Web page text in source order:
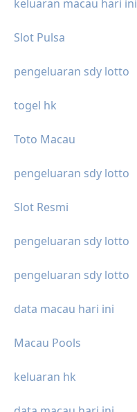
keluaran macau hari ini
Slot Pulsa
pengeluaran sdy lotto
togel hk
Toto Macau
pengeluaran sdy lotto
Slot Resmi
pengeluaran sdy lotto
pengeluaran sdy lotto
data macau hari ini
Macau Pools
keluaran hk